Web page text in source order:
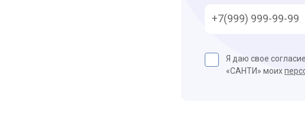
Я даю свое
«САНТИ» моих